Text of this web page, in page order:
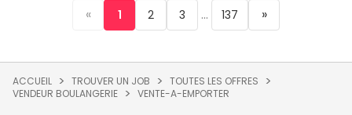
« 1 2 3 ... 137 »
ACCUEIL TROUVER UN JOB
TOUTES LES OFFRES
VENDEUR BOULANGERIE
VENTE-A-EMPORTER